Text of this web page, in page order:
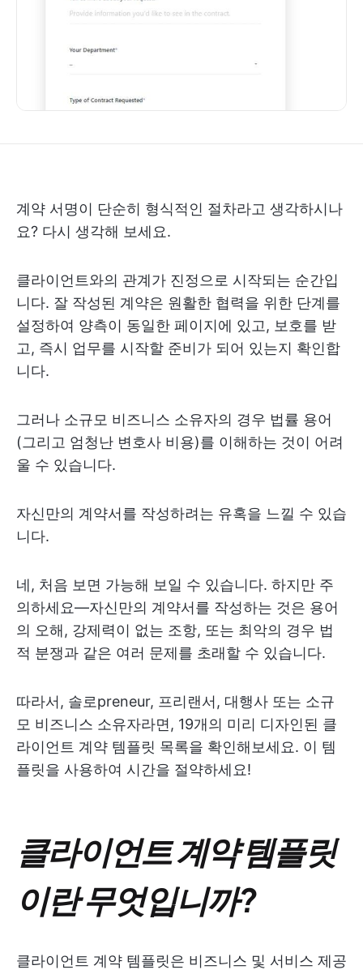
계약 서명이 단순히 형식적인 절차라고 생각하시나
요? 다시 생각해 보세요.
클라이언트와의 관계가 진정으로 시작되는 순간입
니다. 잘 작성된 계약은 원활한 협력을 위한 단계를
설정하여 양측이 동일한 페이지에 있고, 보호를 받
고, 즉시 업무를 시작할 준비가 되어 있는지 확인합
니다.
그러나 소규모 비즈니스 소유자의 경우 법률 용어
(그리고 엄청난 변호사 비용)를 이해하는 것이 어려
울 수 있습니다.
자신만의 계약서를 작성하려는 유혹을 느낄 수 있습
니다.
네, 처음 보면 가능해 보일 수 있습니다. 하지만 주
의하세요—자신만의 계약서를 작성하는 것은 용어
의 오해, 강제력이 없는 조항, 또는 최악의 경우 법
적 분쟁과 같은 여러 문제를 초래할 수 있습니다.
따라서, 솔로preneur, 프리랜서, 대행사 또는 소규
모 비즈니스 소유자라면, 19개의 미리 디자인된 클
라이언트 계약 템플릿 목록을 확인해보세요. 이 템
플릿을 사용하여 시간을 절약하세요!
클라이언트 계약 템플릿
이란 무엇입니까?
클라이언트 계약 템플릿은 비즈니스 및 서비스 제공